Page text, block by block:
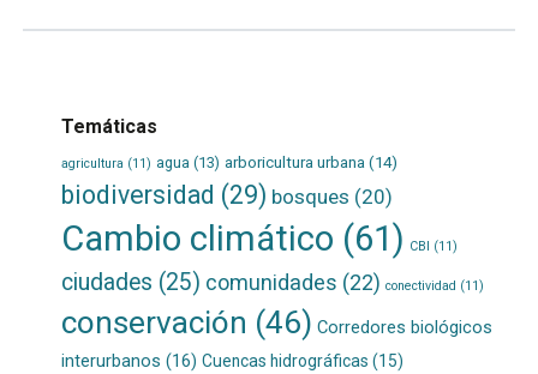
Temáticas
agricultura (11) agua (13) arboricultura urbana(14)
biodiversidad (29) bosques (20)
Cambio climático (61) CBI (11)
ciudades (25) comunidades (22) conectividad (11)
conservación (46) Corredores biológicos
interurbanos (16) Cuencas hidrográficas (15)